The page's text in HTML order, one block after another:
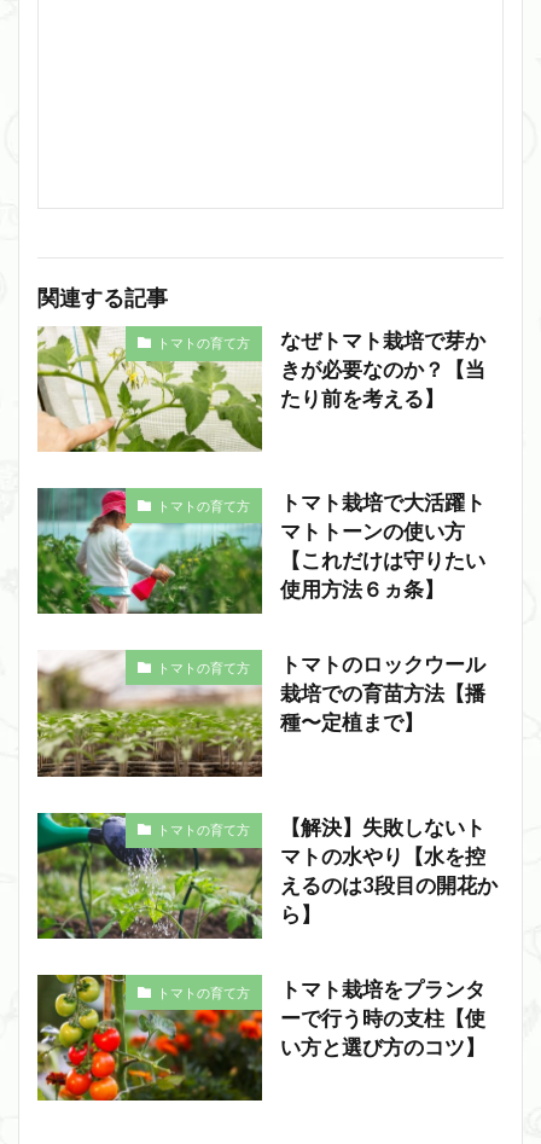
関連する記事
トマトの育て方
なぜトマト栽培で芽か
きが必要なのか？【当
たり前を考える】
トマトの育て方
トマト栽培で大活躍ト
マトトーンの使い方
【これだけは守りたい
使用方法６ヵ条】
トマトの育て方
トマトのロックウール
栽培での育苗方法【播
種〜定植まで】
トマトの育て方
【解決】失敗しないト
マトの水やり【水を控
えるのは3段目の開花か
ら】
トマトの育て方
トマト栽培をプランタ
ーで行う時の支柱【使
い方と選び方のコツ】